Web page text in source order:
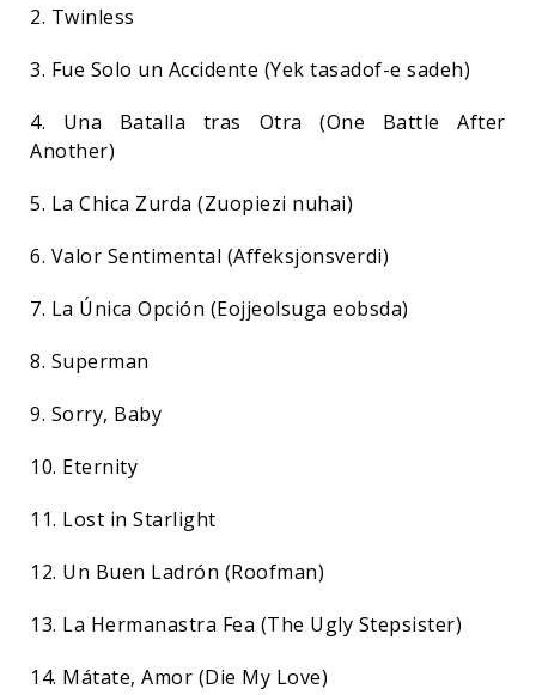
2. Twinless
3. Fue Solo un Accidente (Yek tasadof-e sadeh)
4. Una Batalla tras Otra (One Battle After
Another)
5. La Chica Zurda (Zuopiezi nuhai)
6. Valor Sentimental (Affeksjonsverdi)
7. La Única Opción (Eojjeolsuga eobsda)
8. Superman
9. Sorry, Baby
10. Eternity
11. Lost in Starlight
12. Un Buen Ladrón (Roofman)
13. La Hermanastra Fea (The Ugly Stepsister)
14. Mátate, Amor (Die My Love)